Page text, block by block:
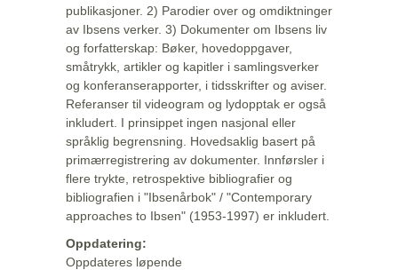
publikasjoner. 2) Parodier over og omdiktninger
av Ibsens verker. 3) Dokumenter om Ibsens liv
og forfatterskap: Bøker, hovedoppgaver,
småtrykk, artikler og kapitler i samlingsverker
og konferanserapporter, i tidsskrifter og aviser.
Referanser til videogram og lydopptak er også
inkludert. I prinsippet ingen nasjonal eller
språklig begrensning. Hovedsaklig basert på
primærregistrering av dokumenter. Innførsler i
flere trykte, retrospektive bibliografier og
bibliografien i "Ibsenårbok" / "Contemporary
approaches to Ibsen" (1953-1997) er inkludert.
Oppdatering:
Oppdateres løpende